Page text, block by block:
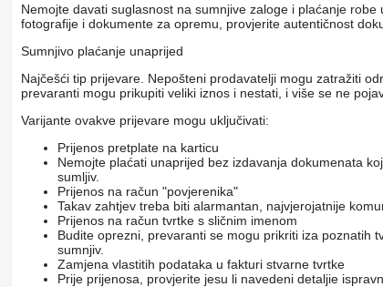
Nemojte davati suglasnost na sumnjive zaloge i plaćanje
fotografije i dokumente za opremu, provjerite autentičnost
Sumnjivo plaćanje unaprijed
Najčešći tip prijevare. Nepošteni prodavatelji mogu zatražiti
prevaranti mogu prikupiti veliki iznos i nestati, i više se ne
Varijante ovakve prijevare mogu uključivati:
Prijenos pretplate na karticu
Nemojte plaćati unaprijed bez izdavanja dokumenata
sumljiv.
Prijenos na račun "povjerenika"
Takav zahtjev treba biti alarmantan, najvjerojatnije
Prijenos na račun tvrtke s sličnim imenom
Budite oprezni, prevaranti se mogu prikriti iza poznatih
sumnjiv.
Zamjena vlastitih podataka u fakturi stvarne tvrtke
Prije prijenosa, provjerite jesu li navedeni detaljie